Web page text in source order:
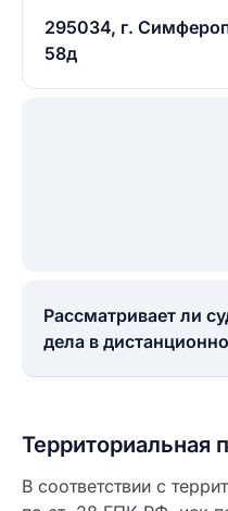
295034, г.
58д
Рассматривает ли
дела в
Территориальная
В соответствии с